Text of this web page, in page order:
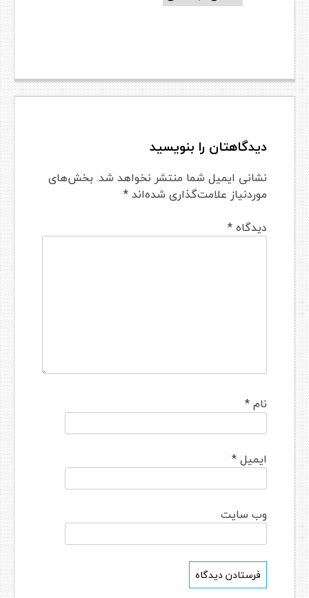
دیدگاهتان را بنویسید
نشانی ایمیل شما منتشر نخواهد شد. بخش‌های
موردنیاز علامت‌گذاری شده‌اند*
دیدگاه*
نام*
ایمیل*
وب‌ سایت